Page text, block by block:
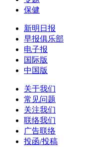
保健
新明日报
早报俱乐部
电子报
国际版
中国版
关于我们
常见问题
关注我们
联络我们
广告联络
投函/投稿